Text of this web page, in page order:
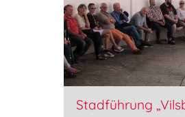
Stadführung